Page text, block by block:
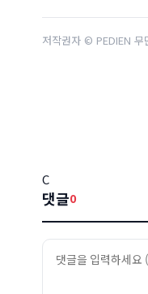
저작권자 © PEDIEN 무
C
댓글0